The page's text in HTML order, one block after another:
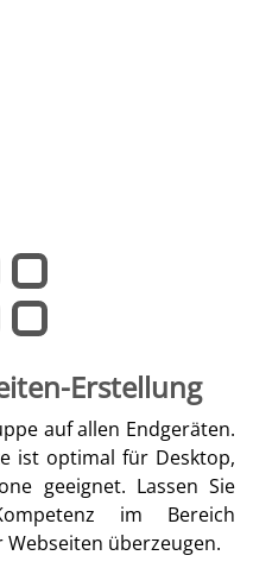
Erstellung
auf allen Endgeräten.
ist optimal für Desktop,
geeignet. Lassen Sie
im Bereich
überzeugen.